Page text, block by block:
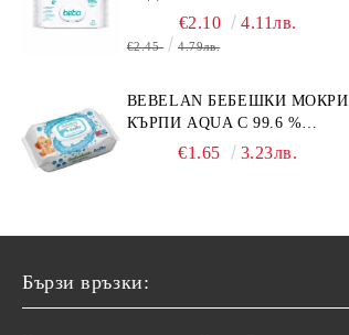
€2.10 4.11лв.
€2.45 4.79лв.
BEBELAN БЕБЕШКИ МОКРИ
КЪРПИ AQUA С 99.6 %
ВОДА 64БР.
€1.65 3.23лв.
Бързи връзки: